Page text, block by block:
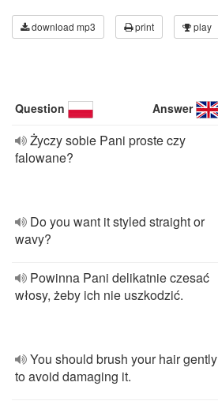
download mp3 print play
Question Answer
Życzy sobie Pani proste czy
falowane?
Do you want it styled straight or
wavy?
Powinna Pani delikatnie czesać
włosy, żeby ich nie uszkodzić.
You should brush your hair gently
to avoid damaging it.